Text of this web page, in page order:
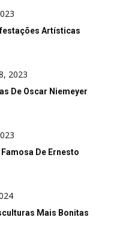
Artísticas
2023
De Oscar Niemeyer
De Ernesto
Mais Bonitas